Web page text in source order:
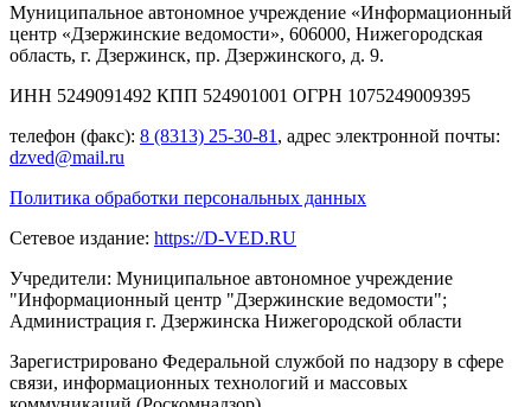
Муниципальное автономное учреждение «Информационный
центр «Дзержинские ведомости», 606000, Нижегородская
область, г. Дзержинск, пр. Дзержинского, д. 9.
ИНН 5249091492 КПП 524901001 ОГРН 1075249009395
телефон (факс): 8 (8313) 25-30-81 , адрес электронной почты:
dzved@mail.ru
Политика обработки персональных данных
Сетевое издание: https://D-VED.RU
Учредители: Муниципальное автономное учреждение
"Информационный центр "Дзержинские ведомости";
Администрация г. Дзержинска Нижегородской области
Зарегистрировано Федеральной службой по надзору в сфере
связи, информационных технологий и массовых